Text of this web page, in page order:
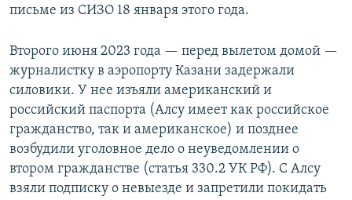
письме из СИЗО 18 января этого года.
Второго июня 2023 года — перед вылетом домой —
журналистку в аэропорту Казани задержали
силовики. У нее изъяли американский и
российский паспорта (Алсу имеет как российское
гражданство, так и американское) и позднее
возбудили уголовное дело о неуведомлении о
втором гражданстве (статья 330.2 УК РФ). С Алсу
взяли подписку о невыезде и запретили покидать